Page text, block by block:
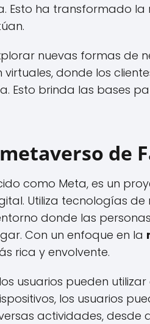
Esto ha transformado la
nuevas formas de
donde los
Esto brinda las bases
de
como Meta, es un
Utiliza tecnologías
donde las
Con un enfoque en la
rica y envolvente.
usuarios pueden utilizar
los usuarios
actividades, desde